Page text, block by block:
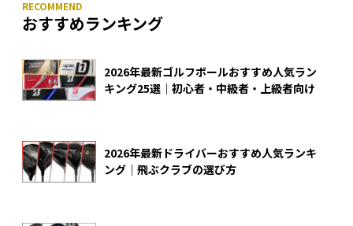
おすすめランキング
2026年最新ゴルフボールおすすめ人気ラン
キング25選｜初心者・中級者・上級者向け
2026年最新ドライバーおすすめ人気ランキ
ング｜飛ぶクラブの選び方